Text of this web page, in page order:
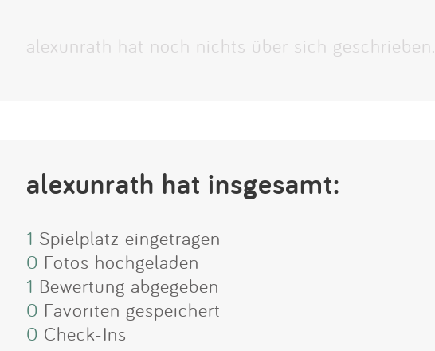
alexunrath hat noch nichts über sich geschrieben.
alexunrath hat insgesamt:
1 Spielplatz eingetragen
0 Fotos hochgeladen
1 Bewertung abgegeben
0 Favoriten gespeichert
0 Check-Ins